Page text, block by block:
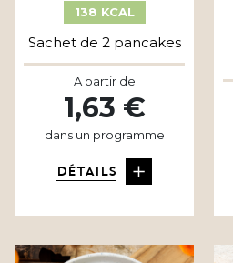
138 KCAL
Sachet de 2 pancakes
A partir de
1,63 €
dans un programme
DÉTAILS